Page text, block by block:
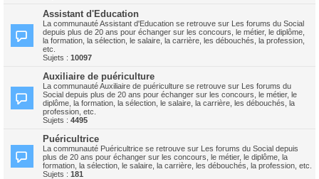
Assistant d'Education
La communauté Assistant d'Education se retrouve sur Les forums du Social
depuis plus de 20 ans pour échanger sur les concours, le métier, le diplôme,
la formation, la sélection, le salaire, la carrière, les débouchés, la profession,
etc.
Sujets : 10097
Auxiliaire de puériculture
La communauté Auxiliaire de puériculture se retrouve sur Les forums du
Social depuis plus de 20 ans pour échanger sur les concours, le métier, le
diplôme, la formation, la sélection, le salaire, la carrière, les débouchés, la
profession, etc.
Sujets : 4495
Puéricultrice
La communauté Puéricultrice se retrouve sur Les forums du Social depuis
plus de 20 ans pour échanger sur les concours, le métier, le diplôme, la
formation, la sélection, le salaire, la carrière, les débouchés, la profession, etc.
Sujets : 181